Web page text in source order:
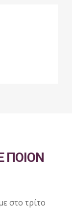
ΠΟΙΟΝ
στο τρίτο